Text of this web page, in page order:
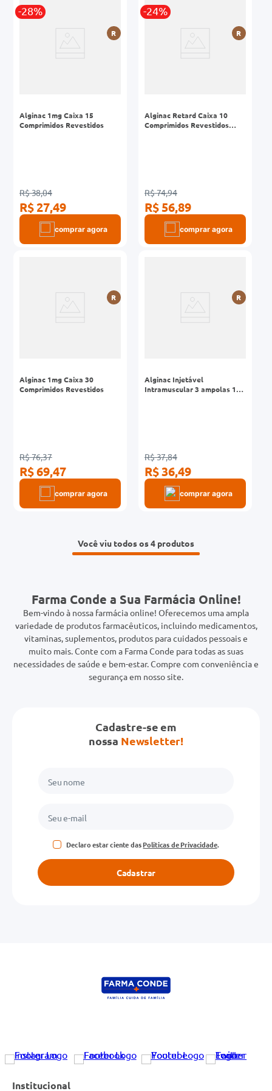
-28%
R
Alginac 1mg Caixa 15
Comprimidos Revestidos
R$ 38,04
R$ 27,49
comprar agora
-24%
R
Alginac Retard Caixa 10
Comprimidos Revestidos
R$ 74,94
R$ 56,89
comprar agora
R
Alginac 1mg Caixa 30
Comprimidos Revestidos
R$ 76,37
R$ 69,47
comprar agora
R
Alginac Injetável
Intramuscular 3 ampolas 1ml
R$ 37,84
R$ 36,49
comprar agora
Você viu todos os 4
Farma Conde a Sua Farmácia Online!
Bem-vindo à nossa farmácia online! Oferecemos uma ampla
variedade de produtos farmacêuticos, incluindo medicamentos,
vitaminas, suplementos, produtos para cuidados pessoais e
muito mais. Conte com a Farma Conde para todas as suas
necessidades de saúde e bem-estar. Compre com conveniência e
segurança em nosso site.
Cadastre-se em
nossa Newsletter!
Declaro estar ciente dasPolíticas de Privacidade.
Cadastrar
Institucional